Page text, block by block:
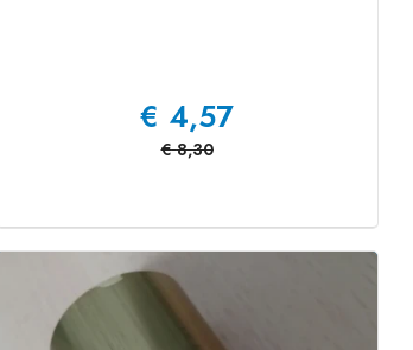
€ 4,57
€ 8,30